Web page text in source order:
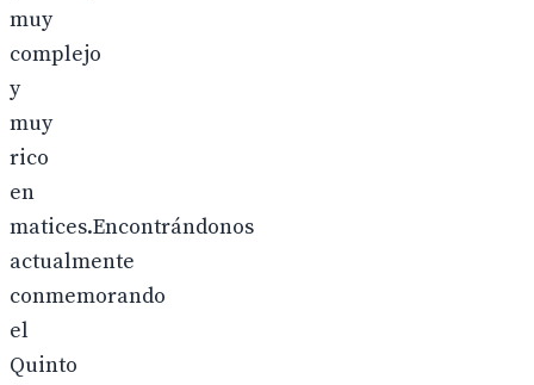
muy
complejo
y
muy
rico
en
matices.Encontrándonos
actualmente
conmemorando
el
Quinto